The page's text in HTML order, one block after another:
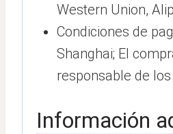
Western Union,
Condiciones de
Shanghai; El
responsable de
Información